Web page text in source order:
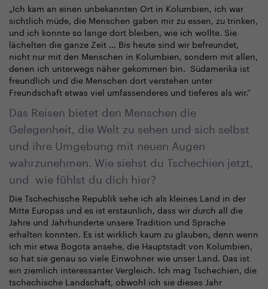
„Ich kam an einen unbekannten Ort in Kolumbien, ich war
sichtlich müde, die Menschen gaben mir zu essen, zu trinken,
und ich konnte so lange dort bleiben, wie ich wollte. Sie
lächelten die ganze Zeit ... Bis heute sind wir befreundet,
nicht nur mit den Menschen in Kolumbien, sondern mit allen,
denen ich unterwegs näher gekommen bin. Südamerika ist
freundlich und die Menschen dort verstehen unter
Freundschaft etwas viel umfassenderes und tieferes als wir.“
Das Reisen bietet den Menschen die
Gelegenheit, die Welt zu sehen und sich selbst
und ihre Umgebung mit neuen Augen
wahrzunehmen. Wie siehst du Tschechien jetzt,
und wie fühlst du dich hier?
Die Tschechische Republik sehe ich als kleines Land in der
Mitte Europas und es ist erstaunlich, dass wir durch all die
Jahre und Jahrhunderte unsere Tradition und Sprache
erhalten konnten. Es ist wirklich kaum zu glauben, denn wenn
ich mir etwa Bogota ansehe, die Hauptstadt von Kolumbien,
so hat sie genau so viele Einwohner wie unser Land. Das ist
ein ziemlich interessanter Vergleich. Ich mag Tschechien, die
tschechische Landschaft, obwohl ich sie dieses Jahr